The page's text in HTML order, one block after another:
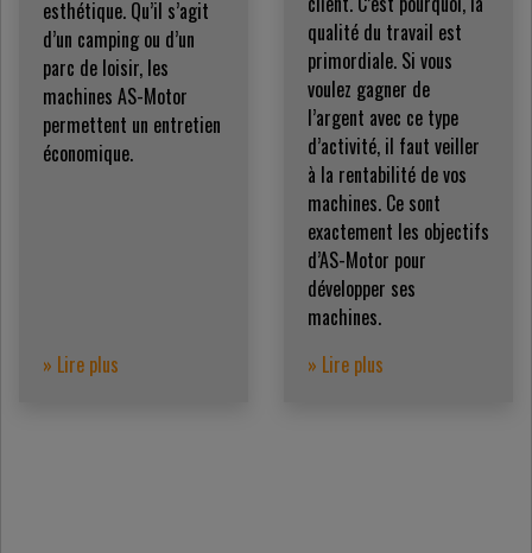
esthétique. Qu’il s’agit
d’un camping ou d’un
parc de loisir, les
machines AS-Motor
permettent un entretien
économique.
» Lire plus
qualité du travail est
primordiale. Si vous
voulez gagner de
l’argent avec ce type
d’activité, il faut veiller
à la rentabilité de vos
machines. Ce sont
exactement les objectifs
d’AS-Motor pour
développer ses
machines.
» Lire plus